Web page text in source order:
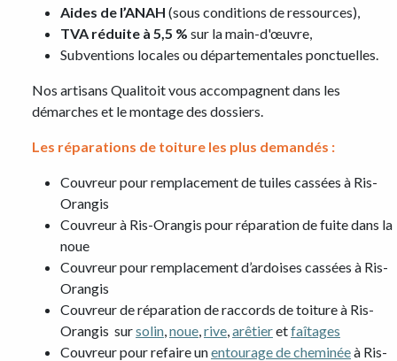
Aides de l’ANAH (sous conditions de ressources),
TVA réduite à 5,5 % sur la main-d'œuvre,
Subventions locales ou départementales ponctuelles.
Nos artisans Qualitoit vous accompagnent dans les
démarches et le montage des dossiers.
Les réparations de toiture les plus demandés :
Couvreur pour remplacement de tuiles cassées à Ris-
Orangis
Couvreur à Ris-Orangis pour réparation de fuite dans la
noue
Couvreur pour remplacement d’ardoises cassées à Ris-
Orangis
Couvreur de réparation de raccords de toiture à Ris-
Orangis sursolin,noue,rive,arêtieretfaîtages
Couvreur pour refaire unentourage de cheminéeà Ris-